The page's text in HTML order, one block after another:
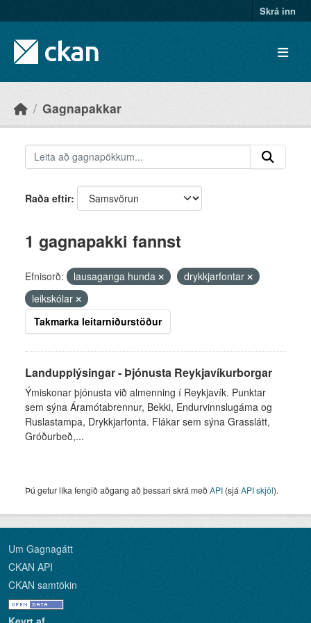
Skrá inn
Gagnapakkar
Raða eftir
1 gagnapakki fannst
Efnisorð: lausaganga hunda
drykkjarfontar
leikskólar
Takmarka leitarniðurstöður
Landupplýsingar - Þjónusta Reykjavíkurborgar
Ýmiskonar þjónusta við almenning í Reykjavík. Punktar
sem sýna Áramótabrennur, Bekki, Endurvinnslugáma og
Ruslastampa, Drykkjarfonta. Flákar sem sýna Grasslátt,
Gróðurbeð,...
Þú getur líka fengið aðgang að þessari skrá meðAPI (sjá API skjöl).
Um Gagnagátt
CKAN API
CKAN samtökin